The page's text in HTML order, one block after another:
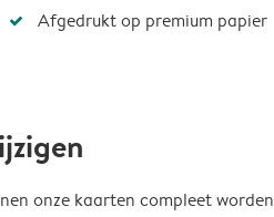
Afgedrukt op premium papier
onze kaarten compleet worden